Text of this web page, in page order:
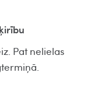
Pat nelielas